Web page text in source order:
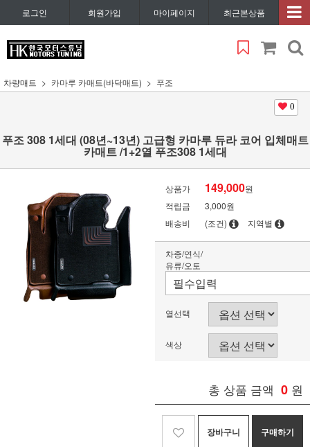
로그인 회원가입 마이페이지 최근본상품
차량매트 카마루 카매트(바닥매트) 푸조
0
푸조 308 1세대 (08년~13년) 고급형 카마루 듀라 코어 입체매트
카매트 /1+2열 푸조308 1세대
상품가 149,000원
적립금
3,000원
배송비
(조건) 지역별
차종/연식/
유류/오토
열선택
색상
총 상품 금액 0 원
장바구니 구매하기